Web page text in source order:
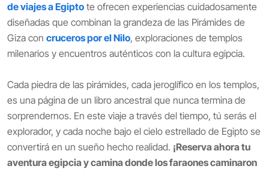
de viajes a Egipto te ofrecen experiencias cuidadosamente
diseñadas que combinan la grandeza de las Pirámides de
Giza con cruceros por el Nilo, exploraciones de templos
milenarios y encuentros auténticos con la cultura egipcia.
Cada piedra de las pirámides, cada jeroglífico en los templos,
es una página de un libro ancestral que nunca termina de
sorprendernos. En este viaje a través del tiempo, tú serás el
explorador, y cada noche bajo el cielo estrellado de Egipto se
convertirá en un sueño hecho realidad. ¡Reserva ahora tu
aventura egipcia y camina donde los faraones caminaron